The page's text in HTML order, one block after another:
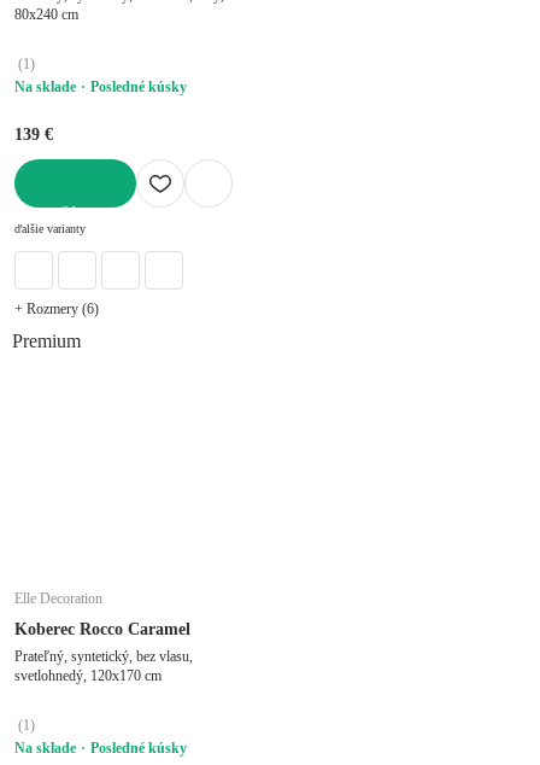
80x240 cm
(1)
Na sklade
Posledné kúsky
139 €
ďalšie varianty
+ Rozmery (6)
Premium
Elle Decoration
Koberec Rocco Caramel
Prateľný, syntetický, bez vlasu,
svetlohnedý, 120x170 cm
(1)
Na sklade
Posledné kúsky